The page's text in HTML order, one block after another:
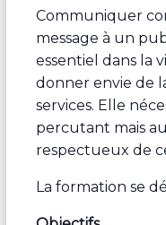
Communiquer
message à un
essentiel dans la
donner envie de
services. Elle
percutant mais
respectueux de
La formation se